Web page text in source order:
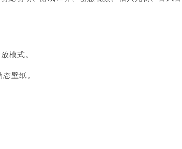
模式。
壁纸。